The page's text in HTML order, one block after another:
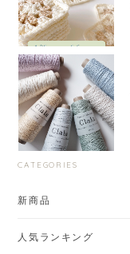
CATEGORIES
新商品
人気ランキング